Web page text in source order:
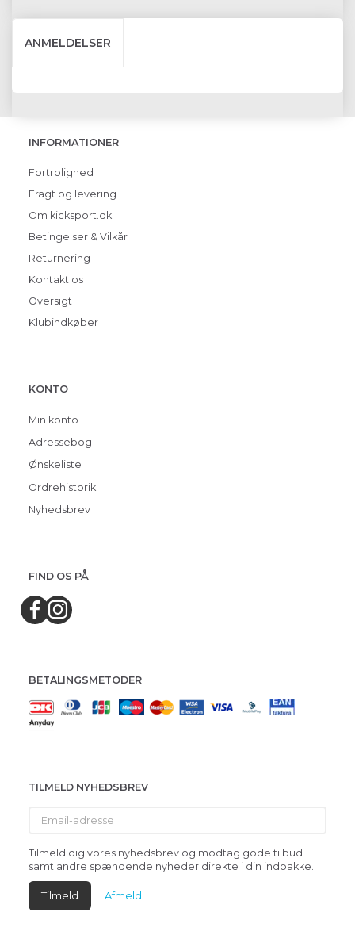
ANMELDELSER
INFORMATIONER
Fortrolighed
Fragt og levering
Om kicksport.dk
Betingelser & Vilkår
Returnering
Kontakt os
Oversigt
Klubindkøber
KONTO
Min konto
Adressebog
Ønskeliste
Ordrehistorik
Nyhedsbrev
FIND OS PÅ
BETALINGSMETODER
TILMELD NYHEDSBREV
adresse
Tilmeld dig vores nyhedsbrev og modtag gode tilbud
samt andre spændende nyheder direkte i din indbakke.
Tilmeld Afmeld